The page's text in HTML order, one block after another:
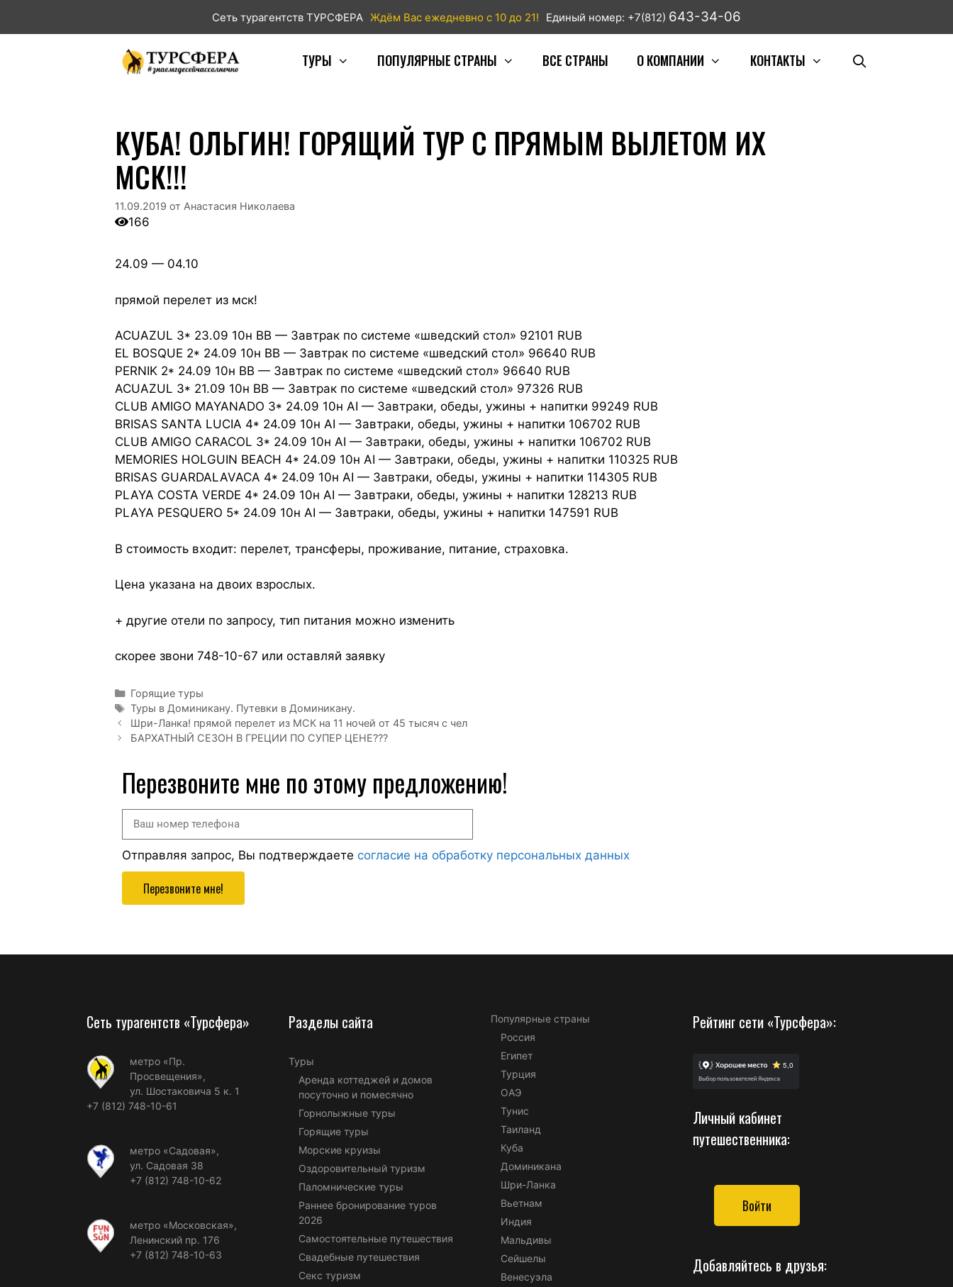
Сеть турагентств ТУРСФЕРА Ждём Вас ежедневно с 10 до 21! Единый номер: +7(812) 643-34-06
ТУРЫ ПОПУЛЯРНЫЕ СТРАНЫ ВСЕ СТРАНЫ О КОМПАНИИ КОНТАКТЫ
КУБА! ОЛЬГИН! ГОРЯЩИЙ ТУР С ПРЯМЫМ ВЫЛЕТОМ ИХ
МСК!!!
11.09.2019 от Анастасия Николаева
166
24.09 — 04.10
прямой перелет из мск!
ACUAZUL 3* 23.09 10н BB — Завтрак по системе «шведский стол» 92101 RUB
EL BOSQUE 2* 24.09 10н BB — Завтрак по системе «шведский стол» 96640 RUB
PERNIK 2* 24.09 10н BB — Завтрак по системе «шведский стол» 96640 RUB
ACUAZUL 3* 21.09 10н BB — Завтрак по системе «шведский стол» 97326 RUB
CLUB AMIGO MAYANADO 3* 24.09 10н AI — Завтраки, обеды, ужины + напитки 99249 RUB
BRISAS SANTA LUCIA 4* 24.09 10н AI — Завтраки, обеды, ужины + напитки 106702 RUB
CLUB AMIGO CARACOL 3* 24.09 10н AI — Завтраки, обеды, ужины + напитки 106702 RUB
MEMORIES HOLGUIN BEACH 4* 24.09 10н AI — Завтраки, обеды, ужины + напитки 110325 RUB
BRISAS GUARDALAVACA 4* 24.09 10н AI — Завтраки, обеды, ужины + напитки 114305 RUB
PLAYA COSTA VERDE 4* 24.09 10н AI — Завтраки, обеды, ужины + напитки 128213 RUB
PLAYA PESQUERO 5* 24.09 10н AI — Завтраки, обеды, ужины + напитки 147591 RUB
В стоимость входит: перелет, трансферы, проживание, питание, страховка.
Цена указана на двоих взрослых.
+ другие отели по запросу, тип питания можно изменить
скорее звони 748-10-67 или оставляй заявку
Горящие туры
Туры в Доминикану. Путевки в Доминикану.
Шри-Ланка! прямой перелет из МСК на 11 ночей от 45 тысяч с чел
БАРХАТНЫЙ СЕЗОН В ГРЕЦИИ ПО СУПЕР ЦЕНЕ???
Перезвоните мне по этому предложению!
Отправляя запрос, Вы подтверждаете согласие на обработку персональных данных
Перезвоните мне!
Сеть турагентств «Турсфера»
метро «Пр.
Просвещения»,
ул. Шостаковича 5 к. 1
+7 (812) 748-10-61
метро «Садовая»,
ул. Садовая 38
+7 (812) 748-10-62
метро «Московская»,
Ленинский пр. 176
+7 (812) 748-10-63
Разделы сайта
Туры
Аренда коттеджей и домов
посуточно и помесячно
Горнолыжные туры
Горящие туры
Морские круизы
Оздоровительный туризм
Паломнические туры
Раннее бронирование туров
2026
Самостоятельные путешествия
Свадебные путешествия
Секс туризм
Популярные страны
Россия
Египет
Турция
ОАЭ
Тунис
Таиланд
Куба
Доминикана
Шри-Ланка
Вьетнам
Индия
Мальдивы
Сейшелы
Венесуэла
Рейтинг сети «Турсфера»:
Личный кабинет
путешественника:
Войти
Добавляйтесь в друзья: